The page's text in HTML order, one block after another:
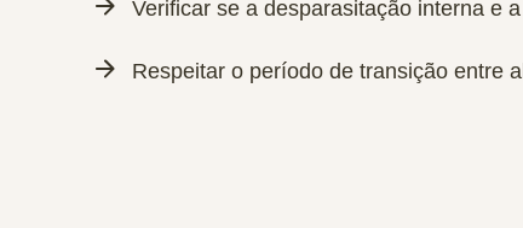
Verificar se a desparasitação interna e a
Respeitar o período de transição entre